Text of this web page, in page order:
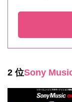
2 位Sony